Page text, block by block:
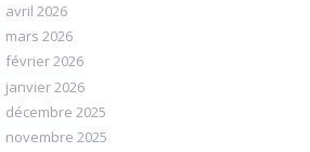
avril 2026
mars 2026
février 2026
janvier 2026
décembre 2025
novembre 2025